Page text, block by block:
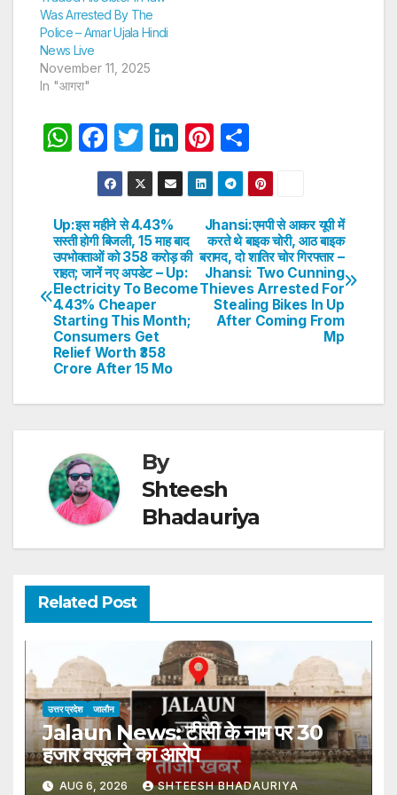
Was Arrested By The
Police – Amar Ujala Hindi
News Live
November 11, 2025
In "आगरा"
W
s
A
p
p
F
a
c
e
b
o
o
k
T
w
itt
er
Li
n
k
dI
n
Pi
nt
er
e
st
h
ar
e
Post
navigation
Jhansi:एमपी से आकर यूपी में
करते थे बाइक चोरी, आठ बाइक
बरामद, दो शातिर चोर गिरफ्तार –
Jhansi: Two Cunning
Thieves Arrested For
Stealing Bikes In Up
After Coming From
Mp
Up:इस महीने से 4.43%
सस्ती होगी बिजली, 15 माह बाद
उपभोक्ताओं को 358 करोड़ की
राहत; जानें नए अपडेट – Up:
Electricity To Become
4.43% Cheaper
Starting This Month;
Consumers Get
Relief Worth ₹358
Crore After 15 Mo
By
Shteesh
Bhadauriya
Related Post
उत्तर प्रदेश जालौन
Jalaun News: टीसी के नाम पर 30
हजार वसूलने का आरोप
AUG 6, 2026 SHTEESH BHADAURIYA